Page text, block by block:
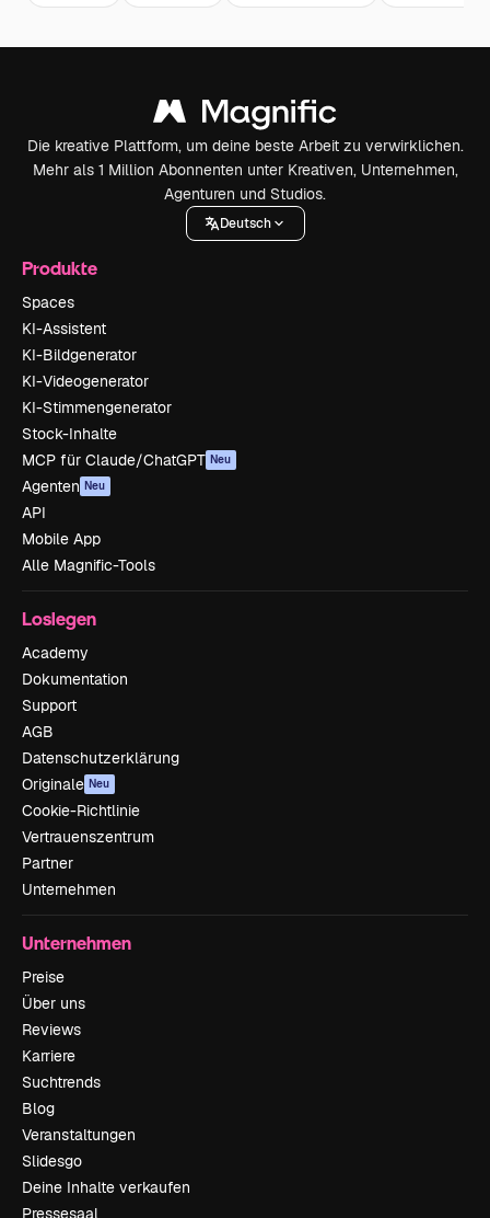
Die kreative Plattform, um deine beste Arbeit zu verwirklichen.
Mehr als 1 Million Abonnenten unter Kreativen, Unternehmen,
Agenturen und Studios.
Deutsch
Produkte
Spaces
KI-Assistent
KI-Bildgenerator
KI-Videogenerator
KI-Stimmengenerator
Stock-Inhalte
MCP für Claude/ChatGPT Neu
Agenten Neu
API
Mobile App
Alle Magnific-Tools
Loslegen
Academy
Dokumentation
Support
AGB
Datenschutzerklärung
Originale Neu
Cookie-Richtlinie
Vertrauenszentrum
Partner
Unternehmen
Unternehmen
Preise
Über uns
Reviews
Karriere
Suchtrends
Blog
Veranstaltungen
Slidesgo
Deine Inhalte verkaufen
Pressesaal